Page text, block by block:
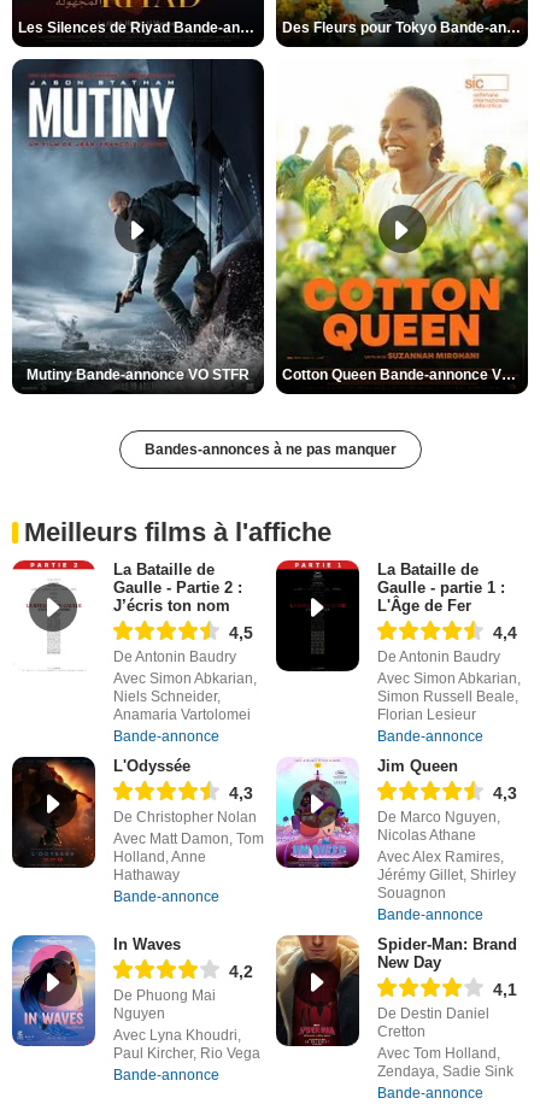
Les Silences de Riyad Bande-annonce VO STFR Des Fleurs pour Tokyo Bande-annonce VO STFR
Mutiny Bande-annonce VO STFR Cotton Queen Bande-annonce VO STFR
Bandes-annonces à ne pas manquer
Meilleurs films à l'affiche
La Bataille de
Gaulle - Partie 2 :
J’écris ton nom
4,5
De Antonin Baudry
Avec Simon Abkarian,
Niels Schneider,
Anamaria Vartolomei
Bande-annonce
La Bataille de
Gaulle - partie 1 :
L'Âge de Fer
4,4
De Antonin Baudry
Avec Simon Abkarian,
Simon Russell Beale,
Florian Lesieur
Bande-annonce
L'Odyssée
4,3
De Christopher Nolan
Avec Matt Damon, Tom
Holland, Anne
Hathaway
Bande-annonce
Jim Queen
4,3
De Marco Nguyen,
Nicolas Athane
Avec Alex Ramires,
Jérémy Gillet, Shirley
Souagnon
Bande-annonce
In Waves
4,2
De Phuong Mai
Nguyen
Avec Lyna Khoudri,
Paul Kircher, Rio Vega
Bande-annonce
Spider-Man: Brand
New Day
4,1
De Destin Daniel
Cretton
Avec Tom Holland,
Zendaya, Sadie Sink
Bande-annonce